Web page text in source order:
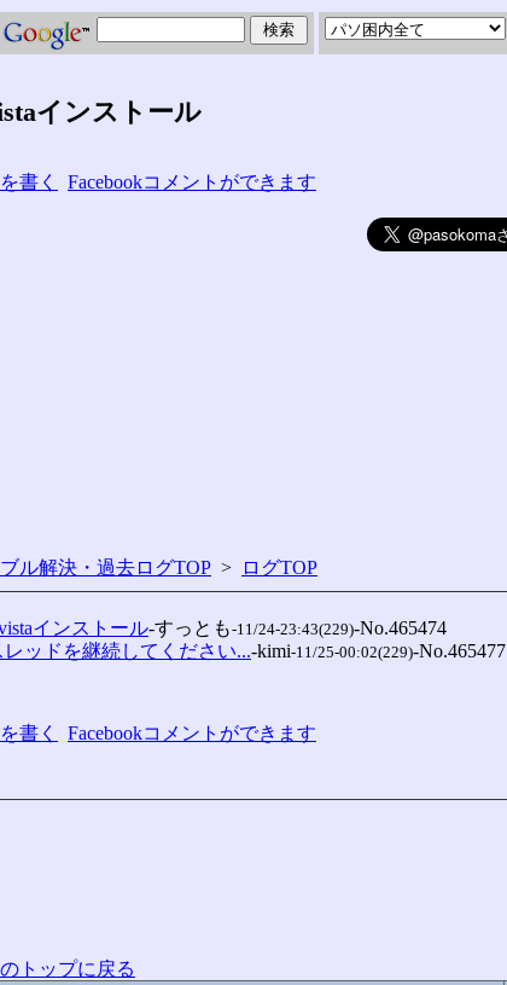
インストール
書く Facebookコメントができます
ル解決・過去ログTOP > ログTOP
インストール-すっとも-11/24-23:43(229)-No.465474
レッドを継続してください...-kimi-11/25-00:02(229)-No.465477
書く Facebookコメントができます
トップに戻る